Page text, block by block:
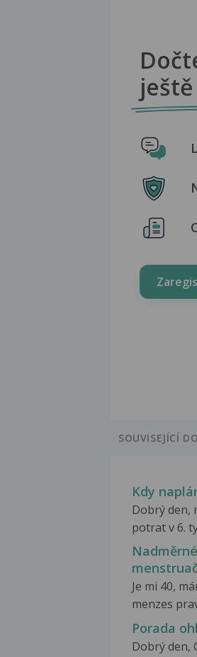
SOUVISEJÍCÍ
Kdy
Dobrý den,
potrat v 6.
Je mi 40,
menzes
Porada
Dobrý den,